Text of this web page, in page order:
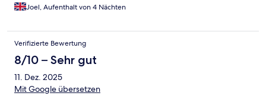
Joel, Aufenthalt von 4 Nächten
Verifizierte Bewertung
8/10 – Sehr gut
11. Dez. 2025
Mit Google übersetzen